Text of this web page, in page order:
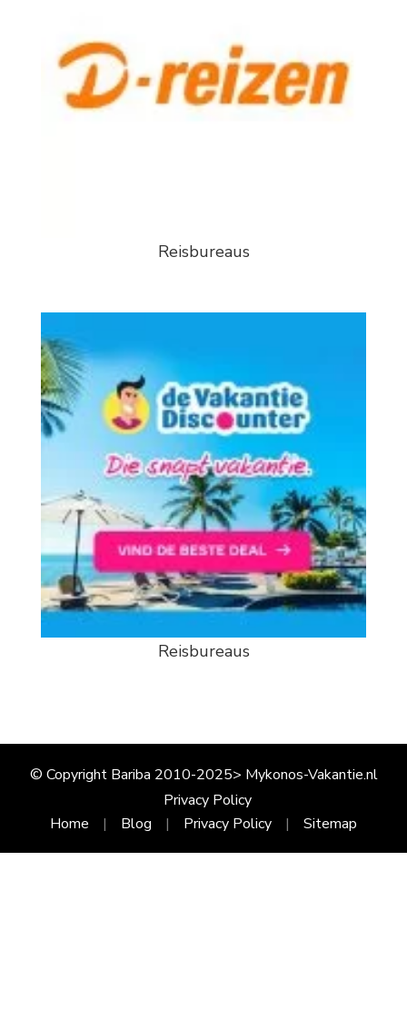
Reisbureaus
Reisbureaus
© Copyright Bariba 2010-2025> Mykonos-Vakantie.nl
Privacy Policy
Home
Blog Privacy Policy Sitemap